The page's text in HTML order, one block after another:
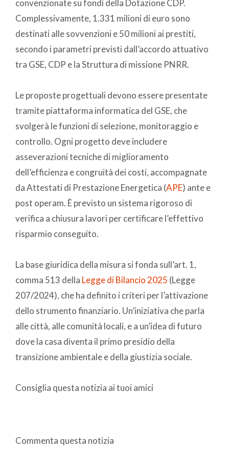
convenzionate su fondi della Dotazione CDP.
Complessivamente, 1.331 milioni di euro sono
destinati alle sovvenzioni e 50 milioni ai prestiti,
secondo i parametri previsti dall’accordo attuativo
tra GSE, CDP e la Struttura di missione PNRR.
Le proposte progettuali devono essere presentate
tramite piattaforma informatica del GSE, che
svolgerà le funzioni di selezione, monitoraggio e
controllo. Ogni progetto deve includere
asseverazioni tecniche di miglioramento
dell’efficienza e congruità dei costi, accompagnate
da Attestati di Prestazione Energetica (APE) ante e
post operam. È previsto un sistema rigoroso di
verifica a chiusura lavori per certificare l’effettivo
risparmio conseguito.
La base giuridica della misura si fonda sull’art. 1,
comma 513 della Legge di Bilancio 2025 (Legge
207/2024), che ha definito i criteri per l’attivazione
dello strumento finanziario. Un’iniziativa che parla
alle città, alle comunità locali, e a un’idea di futuro
dove la casa diventa il primo presidio della
transizione ambientale e della giustizia sociale.
Consiglia questa notizia ai tuoi amici
Commenta questa notizia